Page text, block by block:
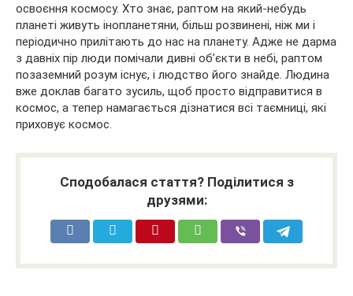
освоєння космосу. Хто знає, раптом на який-небудь
планеті живуть інопланетяни, більш розвинені, ніж ми і
періодично прилітають до нас на планету. Адже не дарма
з давніх пір люди помічали дивні об’єкти в небі, раптом
позаземний розум існує, і людство його знайде. Людина
вже доклав багато зусиль, щоб просто відправитися в
космос, а тепер намагається дізнатися всі таємниці, які
приховує космос.
Сподобалася стаття? Поділитися з
друзями: